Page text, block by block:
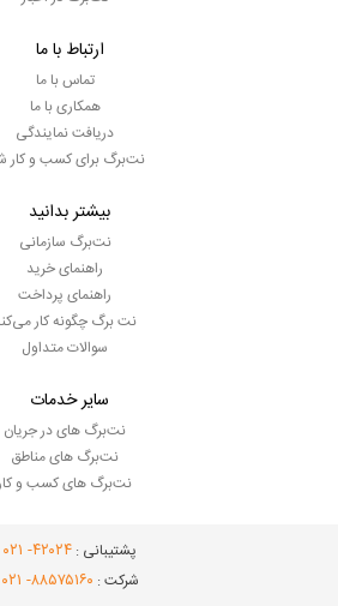
ارتباط با ما
تماس با ما
همکاری با ما
دریافت نمایندگی
نت‌برگ برای کسب و کار
بیشتر بدانید
نت‌برگ سازمانی
راهنمای خرید
راهنمای پرداخت
نت برگ چگونه کار
سوالات متداول
سایر خدمات
نت‌برگ های در جریان
نت‌برگ های مناطق
نت‌برگ های کسب و کار
پشتیبانی : ۴۲۰۲۴- ۰۲۱
شرکت : ۸۸۵۷۵۱۶۰- ۰۲۱